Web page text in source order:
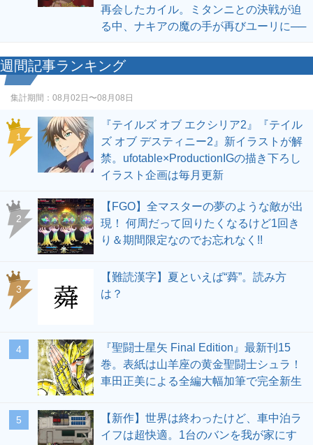
再会したカイル。ミタンニとの決戦が迫
る中、ナキアの魔の手が再びユーリに──
週間記事ランキング
集計期間： 08月02日〜08月08日
1
『テイルズ オブ エクシリア2』『テイル
ズ オブ デスティニー2』新イラストが解
禁。ufotable×ProductionIGの描き下ろし
イラスト企画は毎月更新
2
【FGO】全マスターの夢のような敵が出
現！ 何周だって回りたくなるけど1回き
り＆期間限定なのでお忘れなく!!
3
【難読漢字】夏といえば“蕣”。読み方
は？
4
『聖闘士星矢 Final Edition』最新刊15
巻。表紙は山羊座の黄金聖闘士シュラ！
車田正美による全編大幅加筆で完全新生
5
【新作】世界は終わったけど、車中泊ラ
イフは超快適。1台のバンを我が家にす